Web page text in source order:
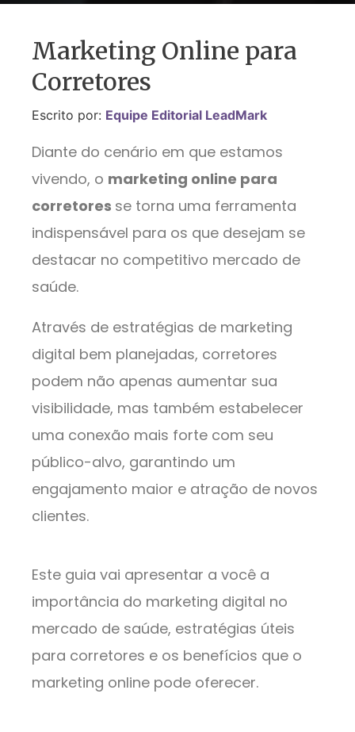
Marketing Online para
Corretores
Escrito por: Equipe Editorial LeadMark
Diante do cenário em que estamos
vivendo, o marketing online para
corretores se torna uma ferramenta
indispensável para os que desejam se
destacar no competitivo mercado de
saúde.
Através de estratégias de marketing
digital bem planejadas, corretores
podem não apenas aumentar sua
visibilidade, mas também estabelecer
uma conexão mais forte com seu
público-alvo, garantindo um
engajamento maior e atração de novos
clientes.
Este guia vai apresentar a você a
importância do marketing digital no
mercado de saúde, estratégias úteis
para corretores e os benefícios que o
marketing online pode oferecer.